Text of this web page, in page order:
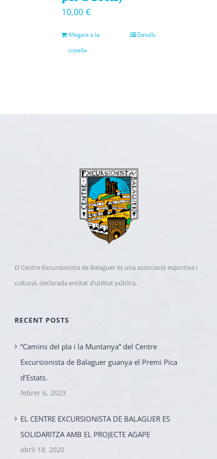
10,00 €
Afegeix a la
cistella
Detalls
El Centre Excursionista de Balaguer és una associació esportiva i
cultural, declarada entitat d’utilitat pública.
RECENT POSTS
“Camins del pla i la Muntanya” del Centre
Excursionista de Balaguer guanya el Premi Pica
d’Estats.
febrer 6, 2023
EL CENTRE EXCURSIONISTA DE BALAGUER ES
SOLIDARITZA AMB EL PROJECTE AGAPE
abril 18, 2020